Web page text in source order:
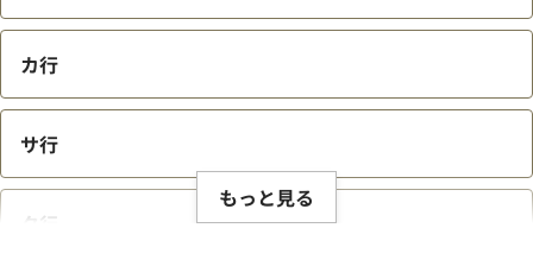
カ行
サ行
タ行
もっと見る